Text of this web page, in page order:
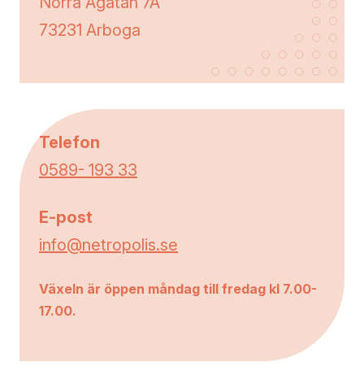
73231 Arboga
Telefon
0589- 193 33
E-post
info@netropolis.se
Växeln är öppen måndag till fredag kl 7.00-
17.00.